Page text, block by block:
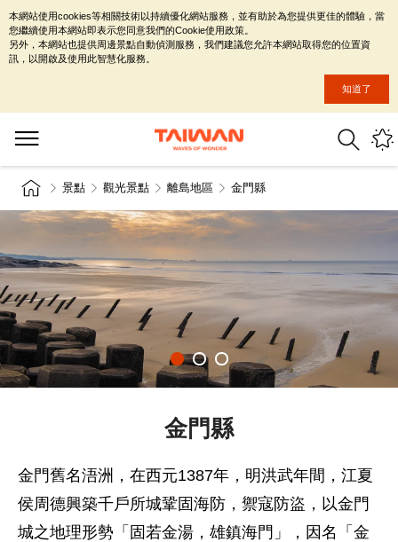
景點 觀光景點 離島地區 金門縣
金門縣
金門舊名浯洲，在西元1387年，明洪武年間，江夏
侯周德興築千戶所城鞏固海防，禦寇防盜，以金門
城之地理形勢「固若金湯，雄鎮海門」，因名「金
本網站使用cookies等相關技術以持續優化網站服務，並有助於為您提供更佳的體驗，當
您繼續使用本網站即表示您同意我們的Cookie使用政策。
另外，本網站也提供周邊景點自動偵測服務，我們建議您允許本網站取得您的位置資
訊，以開啟及使用此智慧化服務。
知道了